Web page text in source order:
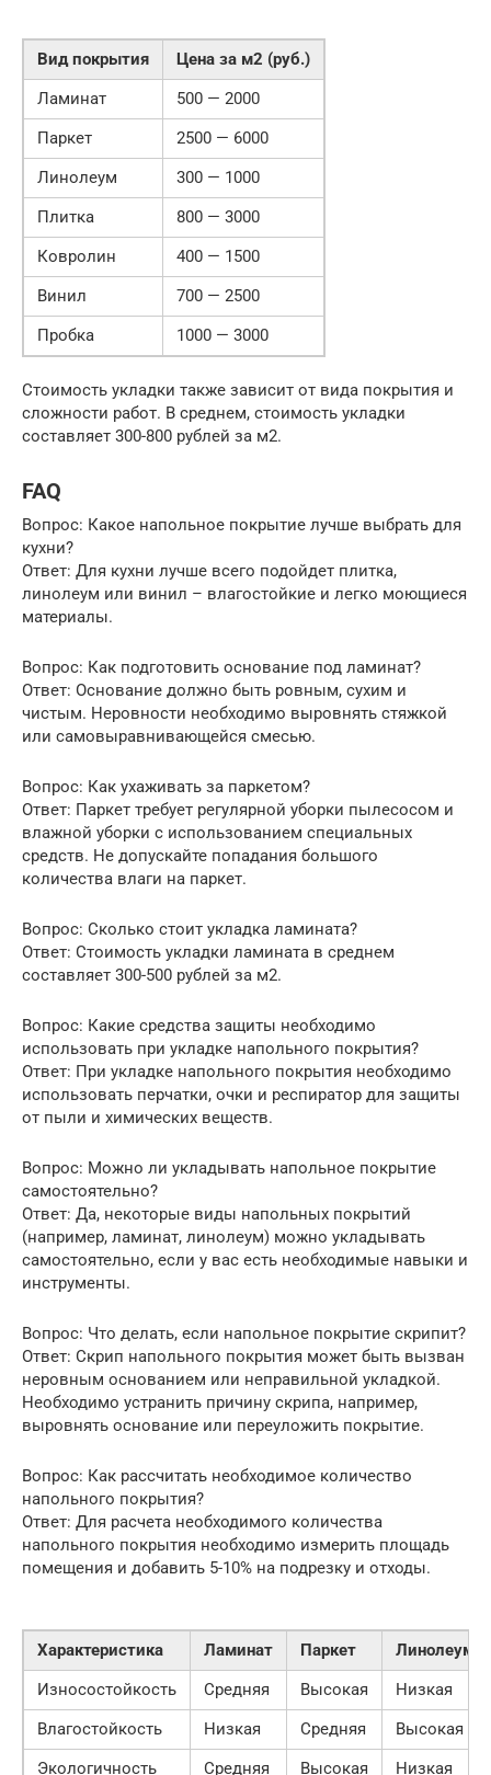
Вид покрытия
Цена за м2 (руб.)
Ламинат
500 — 2000
Паркет
2500 — 6000
Линолеум
300 — 1000
Плитка
800 — 3000
Ковролин
400 — 1500
Винил
700 — 2500
Пробка
1000 — 3000
Стоимость укладки также зависит от вида покрытия и
сложности работ. В среднем, стоимость укладки
составляет 300-800 рублей за м2.
FAQ
Вопрос: Какое напольное покрытие лучше выбрать для
кухни?
Ответ: Для кухни лучше всего подойдет плитка,
линолеум или винил – влагостойкие и легко моющиеся
материалы.
Вопрос: Как подготовить основание под ламинат?
Ответ: Основание должно быть ровным, сухим и
чистым. Неровности необходимо выровнять стяжкой
или самовыравнивающейся смесью.
Вопрос: Как ухаживать за паркетом?
Ответ: Паркет требует регулярной уборки пылесосом и
влажной уборки с использованием специальных
средств. Не допускайте попадания большого
количества влаги на паркет.
Вопрос: Сколько стоит укладка ламината?
Ответ: Стоимость укладки ламината в среднем
составляет 300-500 рублей за м2.
Вопрос: Какие средства защиты необходимо
использовать при укладке напольного покрытия?
Ответ: При укладке напольного покрытия необходимо
использовать перчатки, очки и респиратор для защиты
от пыли и химических веществ.
Вопрос: Можно ли укладывать напольное покрытие
самостоятельно?
Ответ: Да, некоторые виды напольных покрытий
(например, ламинат, линолеум) можно укладывать
самостоятельно, если у вас есть необходимые навыки и
инструменты.
Вопрос: Что делать, если напольное покрытие скрипит?
Ответ: Скрип напольного покрытия может быть вызван
неровным основанием или неправильной укладкой.
Необходимо устранить причину скрипа, например,
выровнять основание или переуложить покрытие.
Вопрос: Как рассчитать необходимое количество
напольного покрытия?
Ответ: Для расчета необходимого количества
напольного покрытия необходимо измерить площадь
помещения и добавить 5-10% на подрезку и отходы.
Характеристика Ламинат Паркет
Линолеум
Износостойкость
Средняя Высокая
Низкая
Влагостойкость
Низкая Средняя
Высокая
Экологичность
Средняя Высокая Низкая